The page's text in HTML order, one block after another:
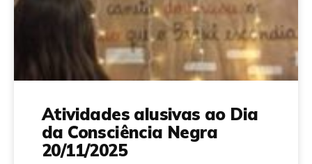
Atividades alusivas ao Dia
da Consciência Negra
20/11/2025